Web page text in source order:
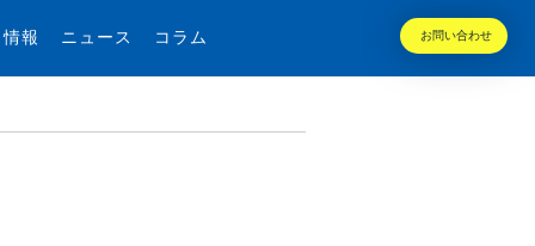
報 ニュース コラム お問い合わせ